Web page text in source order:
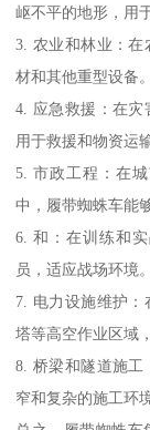
岖不平的地形，用
3. 农业和林业：
材和其他重型设备。
4. 应急救援：在灾
用于救援和物资运输
5. 市政工程：在
中，履带蜘蛛车能
6. 和：在训练和
员，适应战场环境。
7. 电力设施维护
塔等高空作业区域
8. 桥梁和隧道施
窄和复杂的施工环